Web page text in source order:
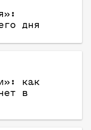
дня
как
в